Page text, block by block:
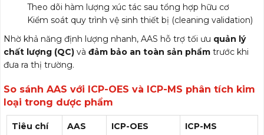
Theo dõi hàm lượng xúc tác sau tổng hợp hữu cơ
Kiểm soát quy trình vệ sinh thiết bị (cleaning validation)
Nhờ khả năng định lượng nhanh, AAS hỗ trợ tối ưu quản lý
chất lượng (QC) và đảm bảo an toàn sản phẩm trước khi
đưa ra thị trường.
So sánh AAS với ICP-OES và ICP-MS phân tích kim
loại trong dược phẩm
Tiêu chí AAS ICP-OES ICP-MS